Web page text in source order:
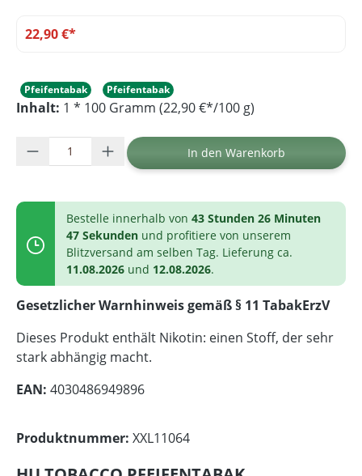
22,90 €*
Pfeifentabak Pfeifentabak
Inhalt: 1 * 100 Gramm (22,90 €*/100 g)
Produkt Anzahl: Gib den gewünschten
In den Warenkorb
Bestelle innerhalb von 43 Stunden 26 Minuten
47 Sekunden und profitiere von unserem
Blitzversand am selben Tag. Lieferung ca.
11.08.2026 und 12.08.2026.
Gesetzlicher Warnhinweis gemäß § 11 TabakErzV
Dieses Produkt enthält Nikotin: einen Stoff, der sehr
stark abhängig macht.
EAN: 4030486949896
Produktnummer: XXL11064